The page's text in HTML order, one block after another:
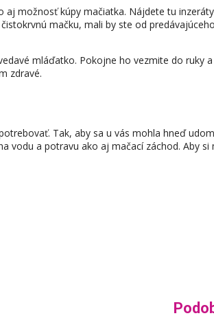
možnosť kúpy mačiatka. Nájdete tu
mačku, mali by ste od
mláďatko. Pokojne ho vezmite do
zdravé.
Tak, aby sa u vás mohla hneď
vodu a potravu ako aj mačací záchod. Aby